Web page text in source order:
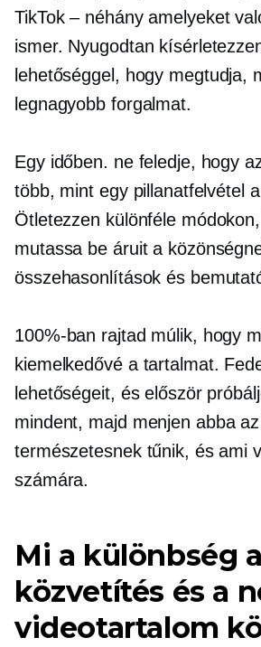
TikTok – néhányamelyeket
ismer. Nyugodtan
lehetőséggel, hogy megtudja,
legnagyobb forgalmat.
Egy időben. ne feledje, hogy
több, mint egy pillanatfelvétel
Ötletezzen különféle
mutassa be áruit a
összehasonlítások és
100%-ban rajtad múlik, hogy
kiemelkedővé a tartalmat.
lehetőségeit, és először
mindent, majd menjen abba
természetesnek tűnik, és ami
számára.
Mi a különbség
közvetítés és a
videotartalom